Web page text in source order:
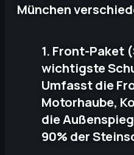
München
1. Front-Paket
wichtigste
Umfasst die
Motorhaube,
die
90% der